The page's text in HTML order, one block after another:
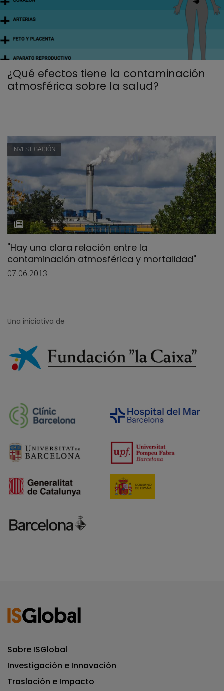
¿Qué efectos tiene la contaminación
atmosférica sobre la salud?
INVESTIGACIÓN
"Hay una clara relación entre la
contaminación atmosférica y mortalidad"
07.06.2013
Una iniciativa de
Sobre ISGlobal
Investigación e Innovación
Traslación e Impacto